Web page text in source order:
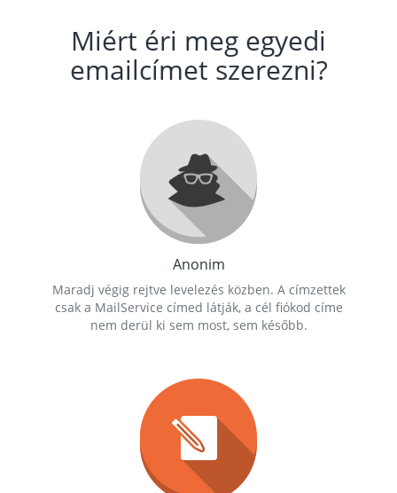
Miért éri meg egyedi
emailcímet szerezni?
Anonim
Maradj végig rejtve levelezés közben. A címzettek
csak a MailService címed látják, a cél fiókod címe
nem derül ki sem most, sem később.